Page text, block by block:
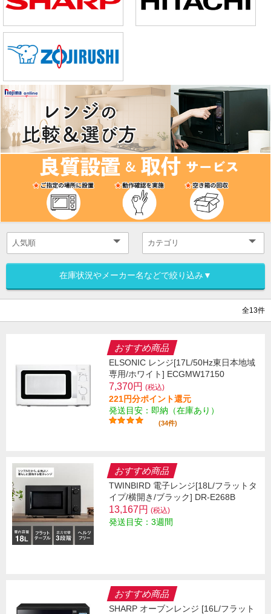
在庫状況やメーカー名などで絞り込み▼
全13件
おすすめ商品
ELSONIC レンジ[17L/50Hz東日本地域
専用/ホワイト] ECGMW17150
7,370円 (税込)
221円分ポイント還元
発送目安：即納（在庫あり）
(34件)
おすすめ商品
TWINBIRD 電子レンジ[18L/フラットタ
イプ/横開き/ブラック] DR-E268B
13,167円 (税込)
発送目安：3週間
おすすめ商品
SHARP オーブンレンジ [16L/フラット